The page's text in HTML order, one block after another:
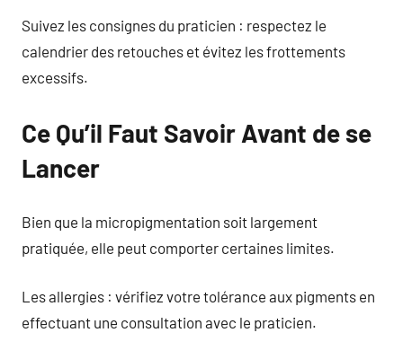
Suivez les consignes du praticien : respectez le
calendrier des retouches et évitez les frottements
excessifs.
Ce Qu’il Faut Savoir Avant de se
Lancer
Bien que la micropigmentation soit largement
pratiquée, elle peut comporter certaines limites.
Les allergies : vérifiez votre tolérance aux pigments en
effectuant une consultation avec le praticien.